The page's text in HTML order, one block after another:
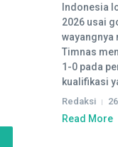
Indonesia
2026 usai
wayangnya
Timnas
1-0 pada
kualifikasi
Redaksi
Read More